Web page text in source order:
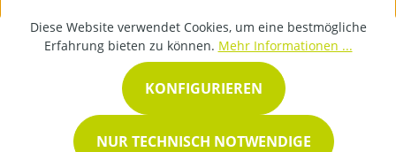
Diese Website verwendet Cookies, um eine bestmögliche
Erfahrung bieten zu können. Mehr Informationen ...
NUR TECHNISCH NOTWENDIGE
KONFIGURIEREN